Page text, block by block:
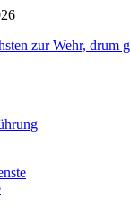
zur Wehr, drum